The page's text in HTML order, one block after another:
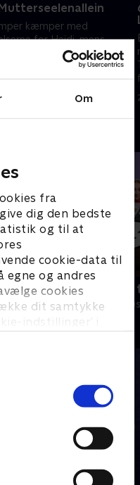
Om
fra
dig den bedste
og til at
cookie-data til
og andres
cookies
dit samtykke
indstillinger’ i
kæmper med
for Heidi, mens
gør ham klar til
Thea og Heidi
ham efter et alvorligt
Bert (dansk
Komedie • 1